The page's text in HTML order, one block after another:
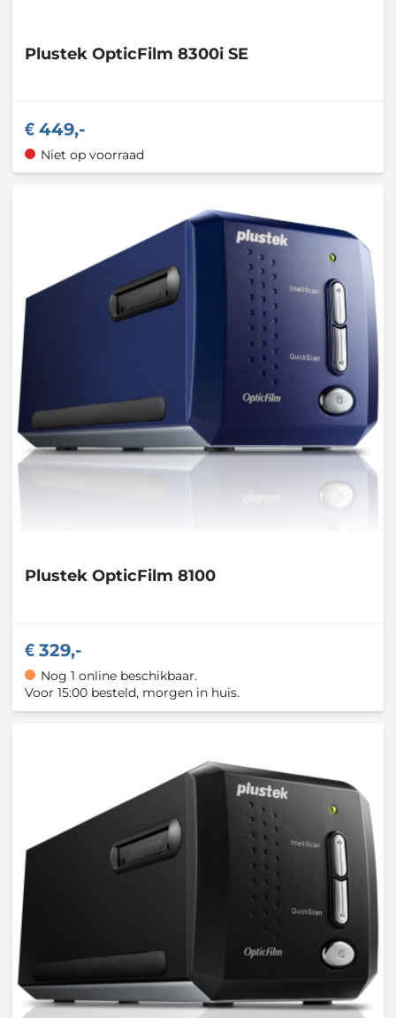
Plustek OpticFilm 8300i SE
449,-
Niet op voorraad
Plustek OpticFilm 8100
329,-
Nog 1 online beschikbaar.
Voor 15:00 besteld, morgen in huis.